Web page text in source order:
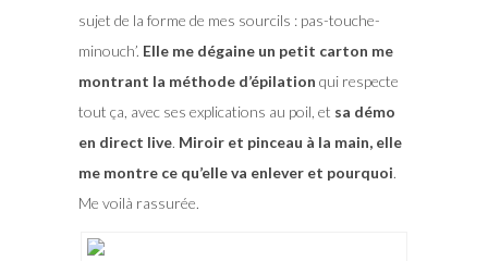
sujet de la forme de mes sourcils : pas-touche-
minouch’. Elle me dégaine un petit carton me
montrant la méthode d’épilation qui respecte
tout ça, avec ses explications au poil, et sa démo
en direct live. Miroir et pinceau à la main, elle
me montre ce qu’elle va enlever et pourquoi.
Me voilà rassurée.